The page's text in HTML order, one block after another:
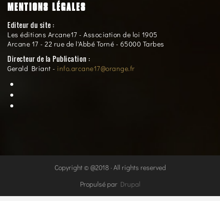
MENTIONS LÉGALES
Editeur du site :
Les éditions Arcane17 - Association de loi 1905
Arcane 17 - 22 rue de l'Abbé Torné - 65000 Tarbes
Directeur de la Publication :
Gerald Briant - info.arcane17@orange.fr
Copyright © @2018 · All rights reserved
Propulsé par Drupal